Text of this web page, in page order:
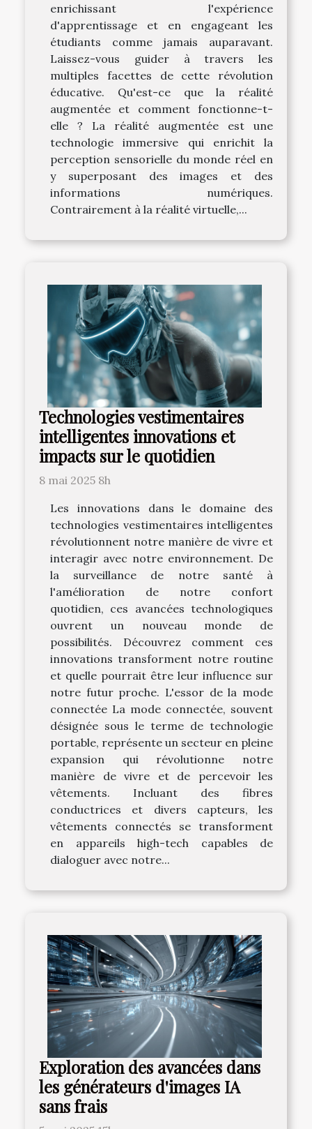
enrichissant l'expérience
d'apprentissage et en engageant les
étudiants comme jamais auparavant.
Laissez-vous guider à travers les
multiples facettes de cette révolution
éducative. Qu'est-ce que la réalité
augmentée et comment fonctionne-t-
elle ? La réalité augmentée est une
technologie immersive qui enrichit la
perception sensorielle du monde réel en
y superposant des images et des
informations numériques.
Contrairement à la réalité virtuelle,...
Technologies vestimentaires
intelligentes innovations et
impacts sur le quotidien
8 mai 2025 8h
Les innovations dans le domaine des
technologies vestimentaires intelligentes
révolutionnent notre manière de vivre et
interagir avec notre environnement. De
la surveillance de notre santé à
l'amélioration de notre confort
quotidien, ces avancées technologiques
ouvrent un nouveau monde de
possibilités. Découvrez comment ces
innovations transforment notre routine
et quelle pourrait être leur influence sur
notre futur proche. L'essor de la mode
connectée La mode connectée, souvent
désignée sous le terme de technologie
portable, représente un secteur en pleine
expansion qui révolutionne notre
manière de vivre et de percevoir les
vêtements. Incluant des fibres
conductrices et divers capteurs, les
vêtements connectés se transforment
en appareils high-tech capables de
dialoguer avec notre...
Exploration des avancées dans
les générateurs d'images IA
sans frais